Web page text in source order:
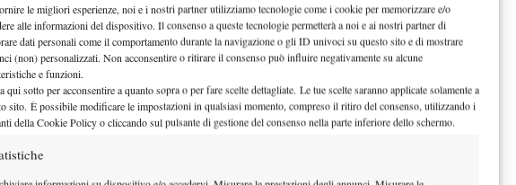
le migliori esperienze, noi e i nostri partner utilizziamo tecnologie come i cookie per memorizzare e/o
alle informazioni del dispositivo. Il consenso a queste tecnologie permetterà a noi e ai nostri partner di
dati personali come il comportamento durante la navigazione o gli ID univoci su questo sito e di mostrare
(non) personalizzati. Non acconsentire o ritirare il consenso può influire negativamente su alcune
e funzioni.
qui sotto per acconsentire a quanto sopra o per fare scelte dettagliate. Le tue scelte saranno applicate solamente a
sito. È possibile modificare le impostazioni in qualsiasi momento, compreso il ritiro del consenso, utilizzando i
della Cookie Policy o cliccando sul pulsante di gestione del consenso nella parte inferiore dello schermo.
di prima. Lo insegnavano gli antichi, con il motto
cui è attraverso le difficoltà che si giunge alle più
la storia di Albano Olivetti, il gigante di cristallo.
ventiquattro primavere or sono, il tennista di
non impiega molto tempo prima di imprimere il
di molti curiosi seguaci del tennis.